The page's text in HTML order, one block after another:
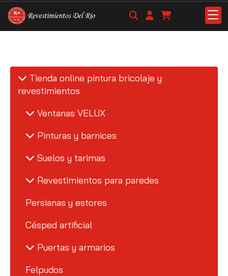
Tienda online pintura bricolaje y
revestimientos
Ventanas VELUX
Pinturas y barnices
Suelos y tarimas
Revestimientos para paredes
Persianas y estores
Césped artificial
Puertas y armarios
Felpudos